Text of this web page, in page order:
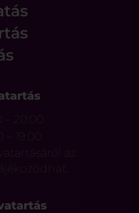
– 20:00
az